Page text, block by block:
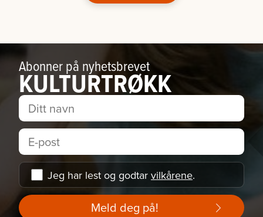
Abonner på nyhetsbrevet
KULTURTRØKK
Jeg har lest og godtar vilkårene.
Meld deg på!